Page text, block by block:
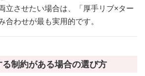
立させたい場合は、「厚手リブ×ター
合わせが最も実用的です。
制約がある場合の選び方